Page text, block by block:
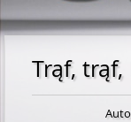
Trąf, trąf,